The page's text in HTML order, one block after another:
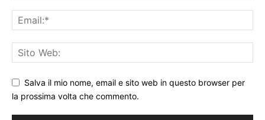
Salva il mio nome, email e sito web in questo browser per
la prossima volta che commento.